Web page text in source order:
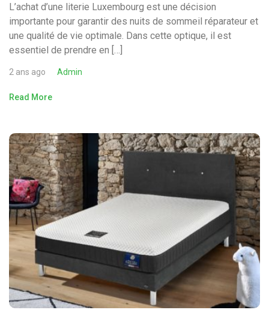
L’achat d’une literie Luxembourg est une décision
importante pour garantir des nuits de sommeil réparateur et
une qualité de vie optimale. Dans cette optique, il est
essentiel de prendre en […]
2 ans ago Admin
Read More